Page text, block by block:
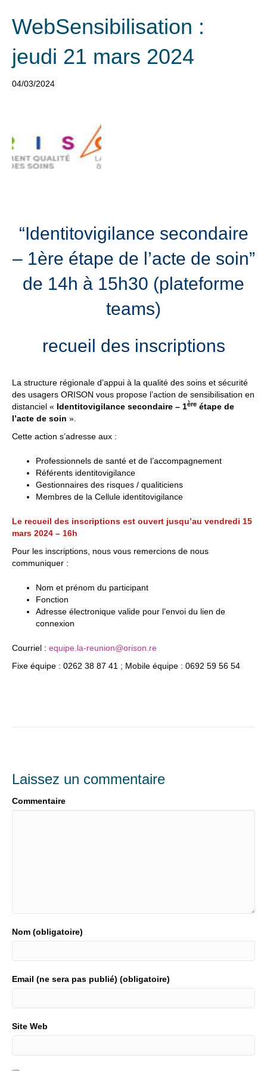
WebSensibilisation :
jeudi 21 mars 2024
04/03/2024
“Identitovigilance secondaire
– 1ère étape de l’acte de soin”
de 14h à 15h30 (plateforme
teams)
recueil des inscriptions
La structure régionale d’appui à la qualité des soins et sécurité
des usagers ORISON vous propose l’action de sensibilisation en
distanciel « Identitovigilance secondaire – 1ère étape de
l’acte de soin ».
Cette action s’adresse aux :
Professionnels de santé et de l’accompagnement
Référents identitovigilance
Gestionnaires des risques / qualiticiens
Membres de la Cellule identitovigilance
Le recueil des inscriptions est ouvert jusqu’au vendredi 15
mars 2024 – 16h
Pour les inscriptions, nous vous remercions de nous
communiquer :
Nom et prénom du participant
Fonction
Adresse électronique valide pour l’envoi du lien de
connexion
Courriel : equipe.la-reunion@orison.re
Fixe équipe : 0262 38 87 41 ; Mobile équipe : 0692 59 56 54
Laissez un commentaire
Commentaire
Nom (obligatoire)
Email (ne sera pas publié) (obligatoire)
Site Web